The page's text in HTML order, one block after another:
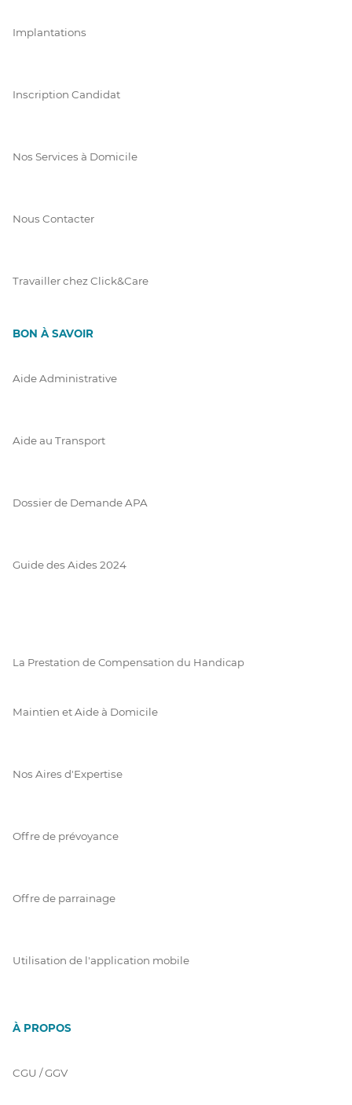
Implantations
Inscription Candidat
Nos Services à Domicile
Nous Contacter
Travailler chez Click&Care
BON À SAVOIR
Aide Administrative
Aide au Transport
Dossier de Demande APA
Guide des Aides 2024
La Prestation de Compensation du Handicap
Maintien et Aide à Domicile
Nos Aires d'Expertise
Offre de prévoyance
Offre de parrainage
Utilisation de l'application mobile
À PROPOS
CGU / GGV